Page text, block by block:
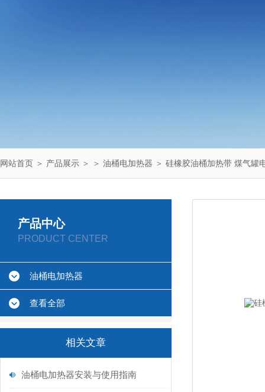
网站首页 ＞ 产品展示 ＞ ＞ 油桶电加热器 ＞ 硅橡胶油桶加热带 煤气罐
产品中心
PRODUCT CENTER
油桶电加热器
查看全部
相关文章
油桶电加热器安装与使用指南